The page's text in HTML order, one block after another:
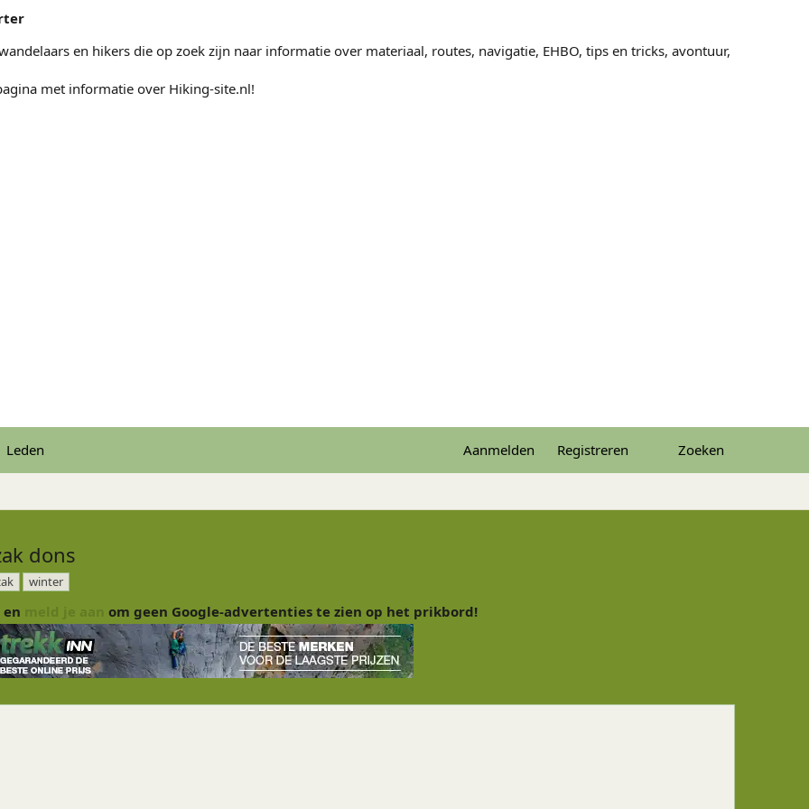
en hikers die op zoek zijn naar informatie over materiaal, routes, navigatie, EHBO, tips en tricks, avontuur,
met informatie over Hiking-site.nl!
Leden Aanmelden Registreren Zoeken
dons
winter
en om geen Google-advertenties te zien op het prikbord!